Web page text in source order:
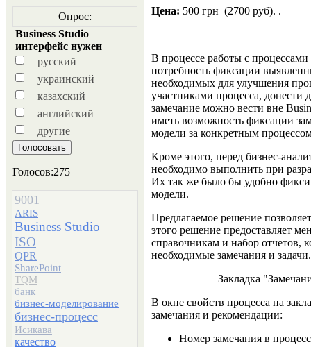
Опрос:
Business Studio
интерфейс нужен
русский
украинский
казахский
английский
другие
Голосов:275
9001
ARIS
Business Studio
ISO
QPR
SharePoint
TQM
банк
бизнес-моделирование
бизнес-процесс
Исикава
качество
Цена: 500 грн (2700 руб). .
В процессе работы с процессами
потребность фиксации
необходимых для улучшения
участниками процесса,
замечание можно вести вне
иметь возможность фиксации
модели за конкретным
Кроме этого, перед бизнес-
необходимо выполнить при
Их так же было бы удобно
модели.
Предлагаемое решение
этого решение предоставляет
справочникам и набор отчетов,
необходимые замечания и задачи.
Закладка
В окне свойств процесса на
замечания и рекомендации:
Номер замечания в